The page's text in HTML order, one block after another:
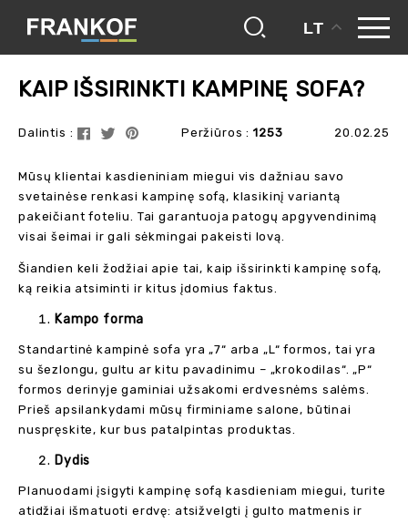
LT
blogas
KAIP IŠSIRINKTI KAMPINĘ SOFA?
Dalintis : Peržiūros :1253 20.02.25
Mūsų klientai kasdieniniam miegui vis dažniau savo
svetainėse renkasi kampinę sofą, klasikinį variantą
pakeičiant foteliu. Tai garantuoja patogų apgyvendinimą
visai šeimai ir gali sėkmingai pakeisti lovą.
Šiandien keli žodžiai apie tai, kaip išsirinkti kampinę sofą,
ką reikia atsiminti ir kitus įdomius faktus.
Kampo forma
Standartinė kampinė sofa yra „7“ arba „L“ formos, tai yra
su šezlongu, gultu ar kitu pavadinimu – „krokodilas“. „P“
formos derinyje gaminiai užsakomi erdvesnėms salėms.
Prieš apsilankydami mūsų firminiame salone, būtinai
nuspręskite, kur bus patalpintas produktas.
Dydis
Planuodami įsigyti kampinę sofą kasdieniam miegui, turite
atidžiai išmatuoti erdvę: atsižvelgti į gulto matmenis ir